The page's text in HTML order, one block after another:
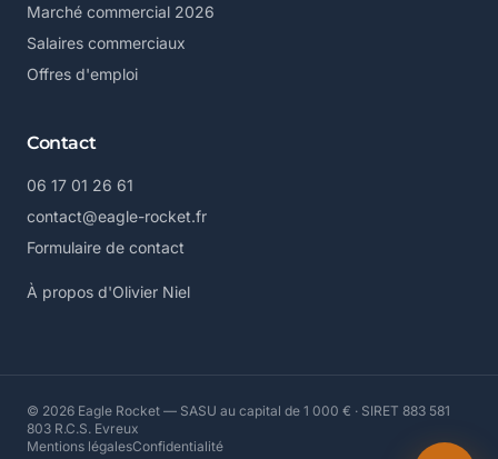
Marché commercial 2026
Salaires commerciaux
Offres d'emploi
Contact
06 17 01 26 61
contact@eagle-rocket.fr
Formulaire de contact
À propos d'Olivier Niel
© 2026 Eagle Rocket — SASU au capital de 1 000 € · SIRET 883 581
803 R.C.S. Evreux
Mentions légalesConfidentialité